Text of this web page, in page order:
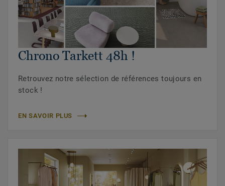
Chrono Tarkett 48h !
Retrouvez notre sélection de références toujours en
stock !
EN SAVOIR PLUS